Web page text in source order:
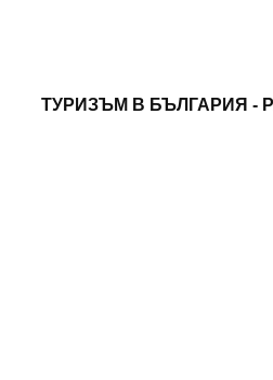
ТУРИЗЪМ В БЪЛГАРИЯ -